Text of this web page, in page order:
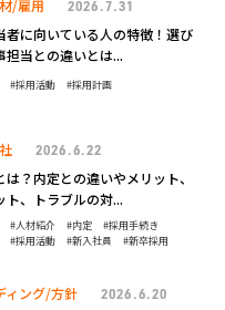
/雇用 2026.7.31
者に向いている人の特徴！選び
担当との違いとは...
採用活動 採用計画
2026.6.22
は？内定との違いやメリット、
ト、トラブルの対...
人材紹介 内定
採用手続き
採用活動 新入社員 新卒採用
ィング/方針 2026.6.20